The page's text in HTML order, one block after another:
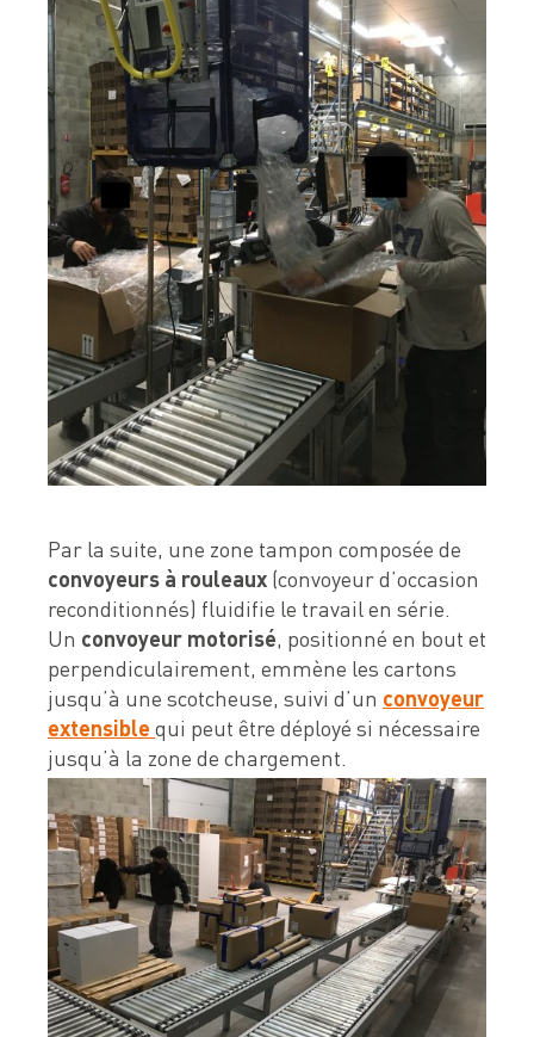
Par la suite, une zone tampon composée de
convoyeurs à rouleaux (convoyeur d’occasion
reconditionnés) fluidifie le travail en série.
Un convoyeur motorisé, positionné en bout et
perpendiculairement, emmène les cartons
jusqu’à une scotcheuse, suivi d’un convoyeur
extensible qui peut être déployé si nécessaire
jusqu’à la zone de chargement.